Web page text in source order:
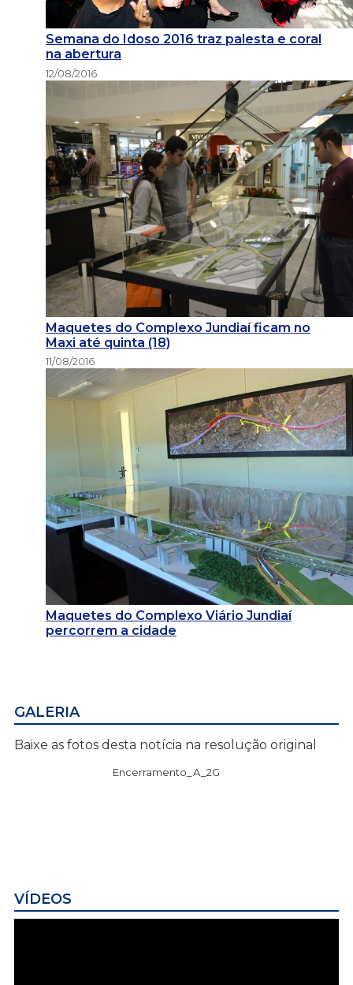
Semana do Idoso 2016 traz palesta e coral
na abertura
12/08/2016
Maquetes do Complexo Jundiaí ficam no
Maxi até quinta (18)
11/08/2016
Maquetes do Complexo Viário Jundiaí
percorrem a cidade
GALERIA
Baixe as fotos desta notícia na resolução original
Encerramento_A_2G
VÍDEOS